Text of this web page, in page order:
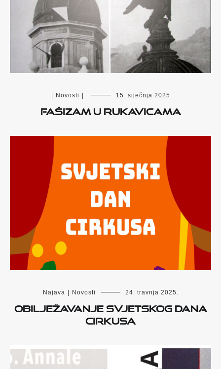
Novosti 15. siječnja 2025.
Fašizam u rukavicama
Najava Novosti 24. travnja 2025.
Obilježavanje svjetskog dana
cirkusa